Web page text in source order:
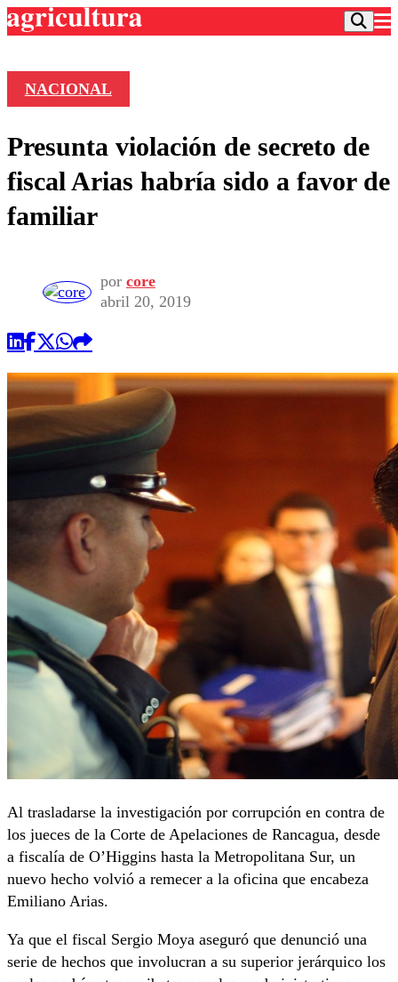
Frecuencias
Agricultura TV
Deportes
Seleccion Chilena
Universidad de Chile
Economía
Sustentabilidad
Publicaciones en medios
Opinión
NACIONAL
Presunta violación de secreto de
fiscal Arias habría sido a favor de
familiar
por core
abril 20, 2019
Al trasladarse la investigación por corrupción en contra de
los jueces de la Corte de Apelaciones de Rancagua, desde
a fiscalía de O’Higgins hasta la Metropolitana Sur, un
nuevo hecho volvió a remecer a la oficina que encabeza
Emiliano Arias.
Ya que el fiscal Sergio Moya aseguró que denunció una
serie de hechos que involucran a su superior jerárquico los